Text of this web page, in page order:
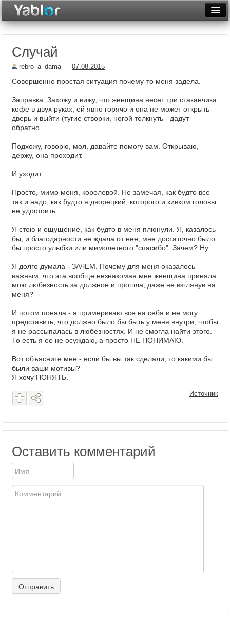
Месяц
Архив
Случай
rebro_a_dama— 07.08.2015
Совершенно простая ситуация почему-то меня задела.
Заправка. Захожу и вижу, что женщина несет три стаканчика
кофе в двух руках, ей явно горячо и она не может открыть
дверь и выйти (тугие створки, ногой толкнуть - дадут
обратно.
Подхожу, говорю, мол, давайте помогу вам. Открываю,
держу, она проходит.
И уходит.
Просто, мимо меня, королевой. Не замечая, как будто все
так и надо, как будто я дворецкий, которого и кивком головы
не удостоить.
Я стою и ощущение, как будто в меня плюнули. Я, казалось
бы, и благодарности не ждала от нее, мне достаточно было
бы просто улыбки или мимолетного "спасибо". Зачем? Ну...
Я долго думала - ЗАЧЕМ. Почему для меня оказалось
важным, что эта вообще незнакомая мне женщина приняла
мою любезность за должное и прошла, даже не взглянув на
меня?
И потом поняла - я примериваю все на себя и не могу
представить, что должно было бы быть у меня внутри, чтобы
я не рассыпалась в любезностях. И не смогла найти этого.
То есть я ее не осуждаю, а просто НЕ ПОНИМАЮ.
Вот объясните мне - если бы вы так сделали, то какими бы
были ваши мотивы?
Я хочу ПОНЯТЬ.
Источник
Оставить комментарий